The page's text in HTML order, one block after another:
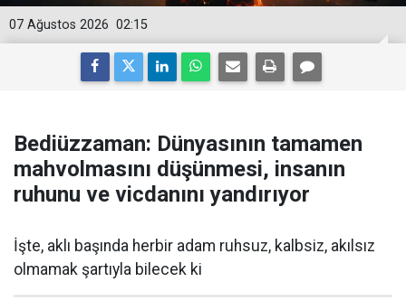
02:15
07 Ağustos 2026
Bediüzzaman: Dünyasının tamamen
mahvolmasını düşünmesi, insanın
ruhunu ve vicdanını yandırıyor
İşte, aklı başında herbir adam ruhsuz, kalbsiz, akılsız
olmamak şartıyla bilecek ki